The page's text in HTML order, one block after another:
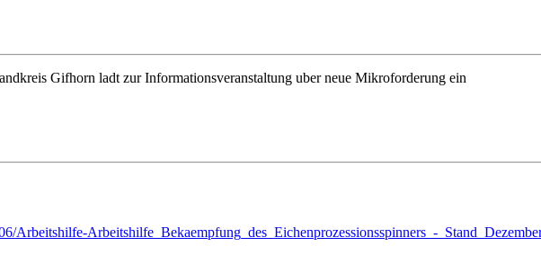
Arbeitshilfe-Arbeitshilfe_Bekaempfung_des_Eichenprozessionsspinners_-